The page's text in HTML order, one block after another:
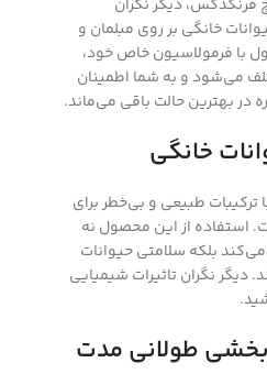
فرنکدکس، دیگر نگران
خانگی بر روی مبلمان و
با فرمولاسیون خاص خود،
می‌شود و به شما اطمینان
در بهترین حالت باقی می‌ماند.
خانگی
طبیعی و بی‌خطر برای
استفاده از این محصول نه
بلکه سلامتی حیوانات
دیگر نگران تاثیرات شیمیایی
طولانی مدت